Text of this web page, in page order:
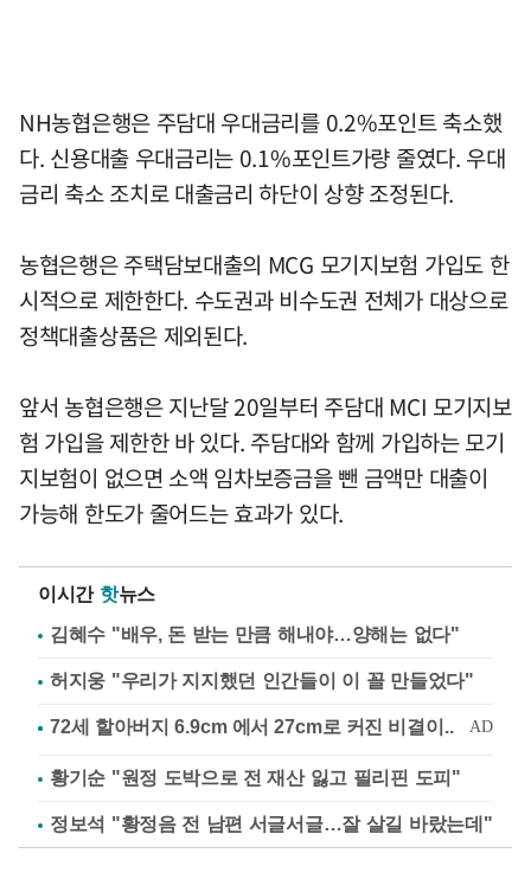
NH농협은행은 주담대 우대금리를 0.2%포인트 축소했
다. 신용대출 우대금리는 0.1%포인트가량 줄였다. 우대
금리 축소 조치로 대출금리 하단이 상향 조정된다.
농협은행은 주택담보대출의 MCG 모기지보험 가입도 한
시적으로 제한한다. 수도권과 비수도권 전체가 대상으로
정책대출상품은 제외된다.
앞서 농협은행은 지난달 20일부터 주담대 MCI 모기지보
험 가입을 제한한 바 있다. 주담대와 함께 가입하는 모기
지보험이 없으면 소액 임차보증금을 뺀 금액만 대출이
가능해 한도가 줄어드는 효과가 있다.
이시간 핫뉴스
김혜수 "배우, 돈 받는 만큼 해내야…양해는 없다"
허지웅 "우리가 지지했던 인간들이 이 꼴 만들었다"
황기순 "원정 도박으로 전 재산 잃고 필리핀 도피"
정보석 "황정음 전 남편 서글서글…잘 살길 바랐는데"